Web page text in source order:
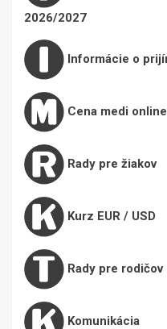
2026/2027
Informácie o
Cena medi online
Rady pre žiakov
Kurz EUR / USD
Rady pre rodičov
Komunikácia